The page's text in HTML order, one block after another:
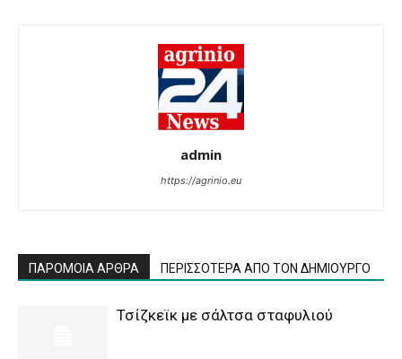
admin
https://agrinio.eu
ΠΑΡΟΜΟΙΑ ΑΡΘΡΑ ΠΕΡΙΣΣΟΤΕΡΑ ΑΠΟ ΤΟΝ ΔΗΜΙΟΥΡΓΟ
Τσίζκεϊκ με σάλτσα σταφυλιού